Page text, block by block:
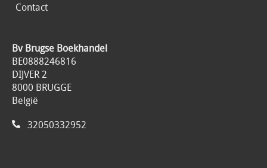
Contact
Bv Brugse Boekhandel
BE0888246816
DIJVER 2
8000 BRUGGE
België
32050332952